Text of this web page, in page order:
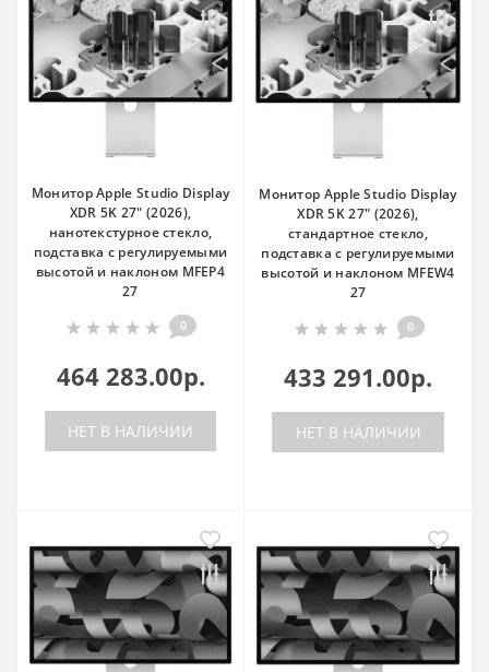
Монитор Apple Studio Display
XDR 5K 27" (2026),
нанотекстурное стекло,
подставка с регулируемыми
высотой и наклоном MFEP4
27
0
464 283.00р.
НЕТ В НАЛИЧИИ
Монитор Apple Studio Display
XDR 5K 27" (2026),
стандартное стекло,
подставка с регулируемыми
высотой и наклоном MFEW4
27
0
433 291.00р.
НЕТ В НАЛИЧИИ